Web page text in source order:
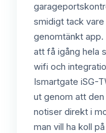
smidigt tack
genomtänkt
att få igång hela
wifi och
Ismartgate iSG-
ut genom att
notiser direkt i
man vill ha koll